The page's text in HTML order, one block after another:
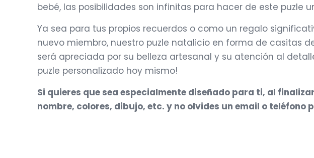
bebé, las posibilidades son infinitas para hacer de este puzle
Ya sea para tus propios recuerdos o como un regalo
nuevo miembro, nuestro puzle natalicio en forma de casitas
será apreciada por su belleza artesanal y su atención al
puzle personalizado hoy mismo!
Si quieres que sea especialmente diseñado para ti, al
nombre, colores, dibujo, etc. y no olvides un email o